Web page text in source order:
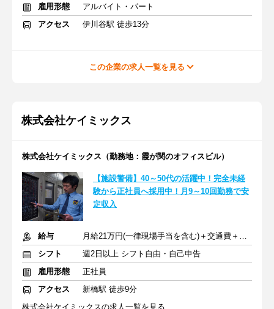
雇用形態
アルバイト・パート
アクセス
伊川谷駅 徒歩13分
この企業の求人一覧を見る
株式会社ケイミックス
株式会社ケイミックス（勤務地：霞が関のオフィスビル）
【施設警備】40～50代の活躍中！完全未経
験から正社員へ採用中！月9～10回勤務で安
定収入
給与
月給21万円(一律現場手当を含む)＋交通費＋賞与（年2回）
シフト
週2日以上 シフト自由・自己申告
雇用形態
正社員
アクセス
新橋駅 徒歩9分
株式会社ケイミックスの求人一覧を見る